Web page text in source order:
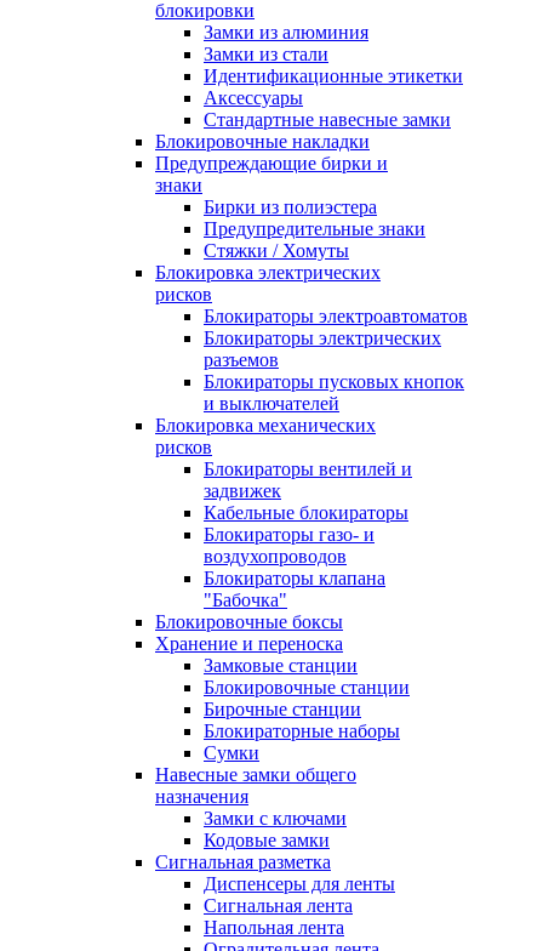
блокировки
Замки из алюминия
Замки из стали
Идентификационные этикетки
Аксессуары
Стандартные навесные замки
Блокировочные накладки
Предупреждающие бирки и
знаки
Бирки из полиэстера
Предупредительные знаки
Стяжки / Хомуты
Блокировка электрических
рисков
Блокираторы электроавтоматов
Блокираторы электрических
разъемов
Блокираторы пусковых кнопок
и выключателей
Блокировка механических
рисков
Блокираторы вентилей и
задвижек
Кабельные блокираторы
Блокираторы газо- и
воздухопроводов
Блокираторы клапана
"Бабочка"
Блокировочные боксы
Хранение и переноска
Замковые станции
Блокировочные станции
Бирочные станции
Блокираторные наборы
Сумки
Навесные замки общего
назначения
Замки с ключами
Кодовые замки
Сигнальная разметка
Диспенсеры для ленты
Сигнальная лента
Напольная лента